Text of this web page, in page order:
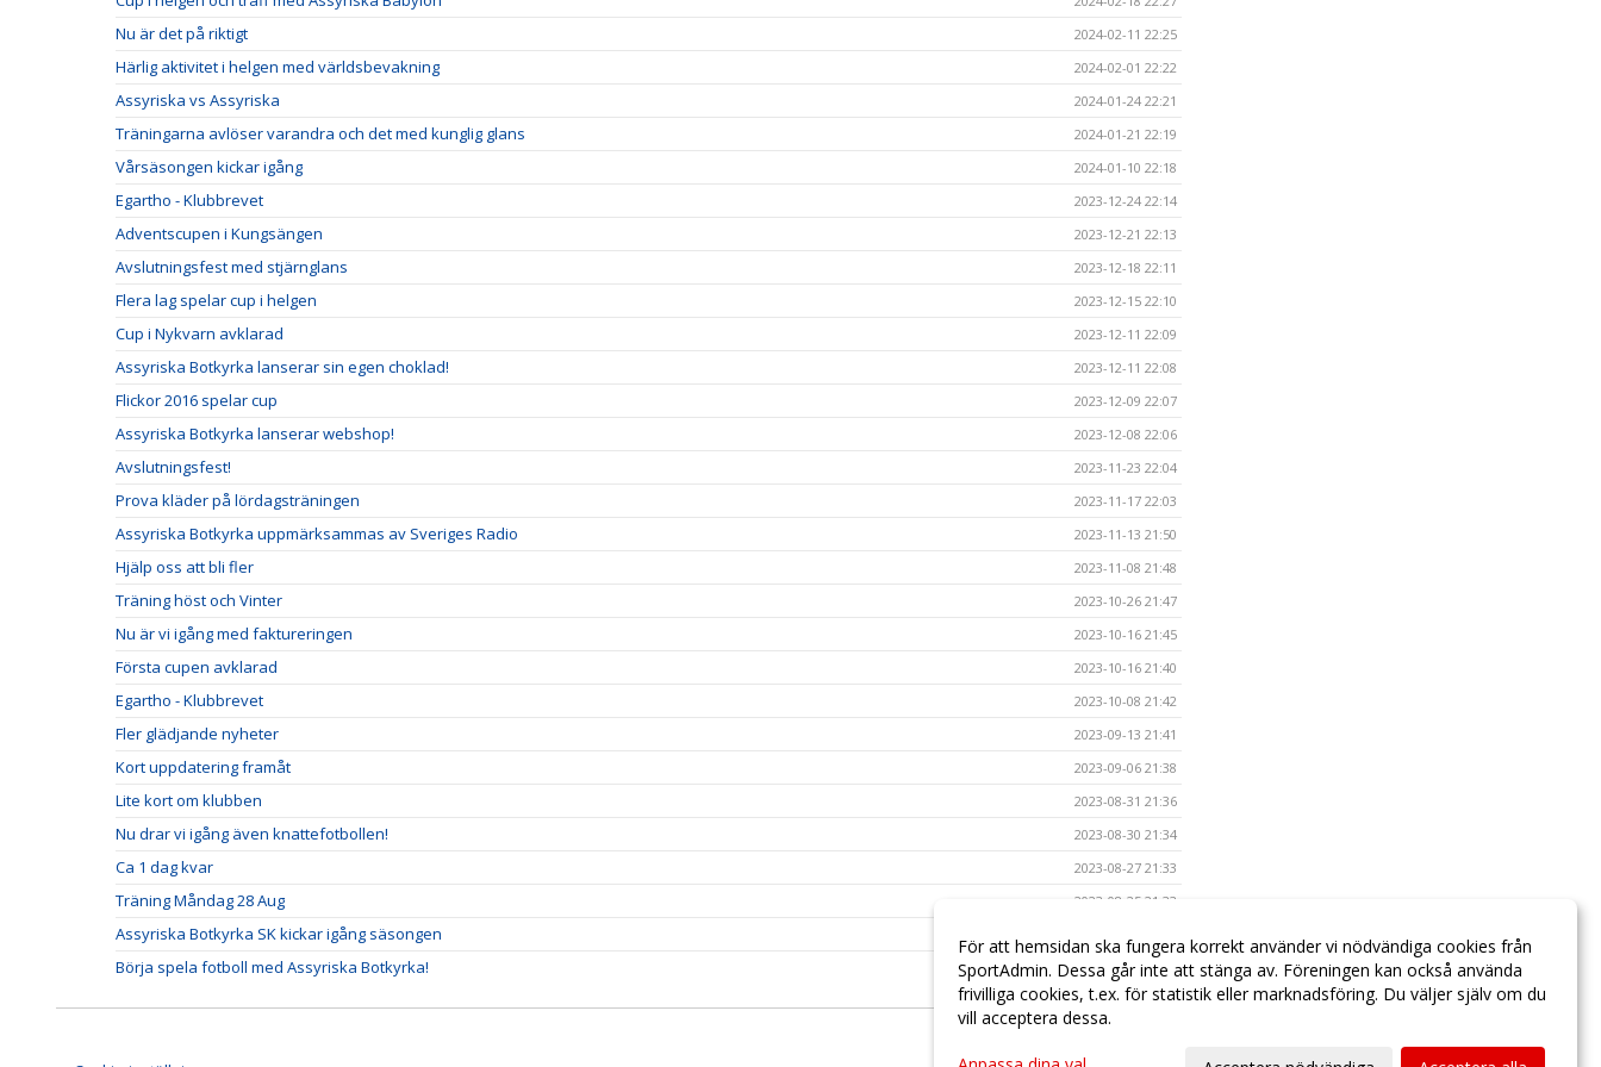
Nu är det på riktigt 2024-02-11 22:25
Härlig aktivitet i helgen med världsbevakning 2024-02-01 22:22
Assyriska vs Assyriska 2024-01-24 22:21
Träningarna avlöser varandra och det med kunglig glans 2024-01-21 22:19
Vårsäsongen kickar igång 2024-01-10 22:18
Egartho - Klubbrevet 2023-12-24 22:14
Adventscupen i Kungsängen 2023-12-21 22:13
Avslutningsfest med stjärnglans 2023-12-18 22:11
Flera lag spelar cup i helgen 2023-12-15 22:10
Cup i Nykvarn avklarad 2023-12-11 22:09
Assyriska Botkyrka lanserar sin egen choklad! 2023-12-11 22:08
Flickor 2016 spelar cup 2023-12-09 22:07
Assyriska Botkyrka lanserar webshop! 2023-12-08 22:06
Avslutningsfest! 2023-11-23 22:04
Prova kläder på lördagsträningen 2023-11-17 22:03
Assyriska Botkyrka uppmärksammas av Sveriges Radio 2023-11-13 21:50
Hjälp oss att bli fler 2023-11-08 21:48
Träning höst och Vinter 2023-10-26 21:47
Nu är vi igång med faktureringen 2023-10-16 21:45
Första cupen avklarad 2023-10-16 21:40
Egartho - Klubbrevet 2023-10-08 21:42
Fler glädjande nyheter 2023-09-13 21:41
Kort uppdatering framåt 2023-09-06 21:38
Lite kort om klubben 2023-08-31 21:36
Nu drar vi igång även knattefotbollen! 2023-08-30 21:34
Ca 1 dag kvar 2023-08-27 21:33
Träning Måndag 28 Aug 2023-08-25 21:33
Assyriska Botkyrka SK kickar igång säsongen
Börja spela fotboll med Assyriska Botkyrka! 2023-06-13 21:29
För att hemsidan ska fungera korrekt använder vi nödvändiga cookies från
SportAdmin. Dessa går inte att stänga av. Föreningen kan också använda
frivilliga cookies, t.ex. för statistik eller marknadsföring. Du väljer själv om du
vill acceptera dessa.